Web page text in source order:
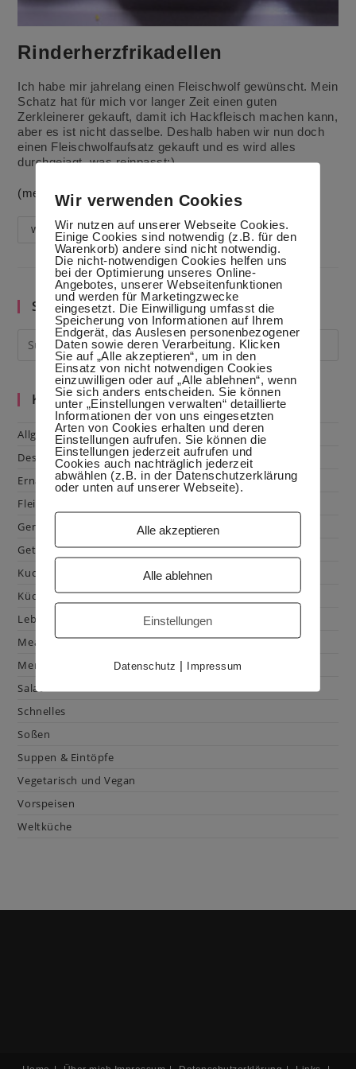
Rinderherzfrikadellen
Ich habe mir jahrelang einen Fleischwolf gewünscht. Mein
Schatz hat für mich vor langer Zeit einen guten
Zerkleinerer gekauft, damit ich Hackfleisch machen kann,
aber es ist nicht dasselbe. Deshalb haben wir nun doch
einen Fleischwolfaufsatz gekauft und es wird alles
durchgejagt, was reinpasst:)
(mehr …)
WeiterlesenRinderherzfrikadellen
Suche im Blog
Kategorien
Allgemein
Dessert
Ernährung
Fleisch & Geflügel
Gemüse
Getränke
Kuchen & Gebäck
Küchenhacks
Lebensmittelkunde
Mealprep
Menüplanung
Salat
Schnelles
Soßen
Suppen & Eintöpfe
Vegetarisch und Vegan
Vorspeisen
Weltküche
Wir verwenden Cookies
Wir nutzen auf unserer Webseite Cookies.
Einige Cookies sind notwendig (z.B. für den
Warenkorb) andere sind nicht notwendig.
Die nicht-notwendigen Cookies helfen uns
bei der Optimierung unseres Online-
Angebotes, unserer Webseitenfunktionen
und werden für Marketingzwecke
eingesetzt. Die Einwilligung umfasst die
Speicherung von Informationen auf Ihrem
Endgerät, das Auslesen personenbezogener
Daten sowie deren Verarbeitung. Klicken
Sie auf „Alle akzeptieren“, um in den
Einsatz von nicht notwendigen Cookies
einzuwilligen oder auf „Alle ablehnen“, wenn
Sie sich anders entscheiden. Sie können
unter „Einstellungen verwalten“ detaillierte
Informationen der von uns eingesetzten
Arten von Cookies erhalten und deren
Einstellungen aufrufen. Sie können die
Einstellungen jederzeit aufrufen und
Cookies auch nachträglich jederzeit
abwählen (z.B. in der Datenschutzerklärung
oder unten auf unserer Webseite).
Alle akzeptieren
Alle ablehnen
Einstellungen
Datenschutz | Impressum